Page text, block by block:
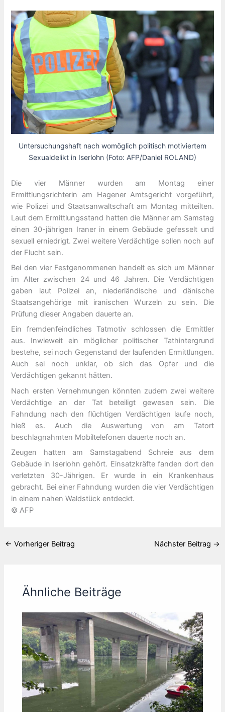
Untersuchungshaft nach womöglich politisch motiviertem
Sexualdelikt in Iserlohn (Foto: AFP/Daniel ROLAND)
Die vier Männer wurden am Montag einer
Ermittlungsrichterin am Hagener Amtsgericht vorgeführt,
wie Polizei und Staatsanwaltschaft am Montag mitteilten.
Laut dem Ermittlungsstand hatten die Männer am Samstag
einen 30-jährigen Iraner in einem Gebäude gefesselt und
sexuell erniedrigt. Zwei weitere Verdächtige sollen noch auf
der Flucht sein.
Bei den vier Festgenommenen handelt es sich um Männer
im Alter zwischen 24 und 46 Jahren. Die Verdächtigen
gaben laut Polizei an, niederländische und dänische
Staatsangehörige mit iranischen Wurzeln zu sein. Die
Prüfung dieser Angaben dauerte an.
Ein fremdenfeindliches Tatmotiv schlossen die Ermittler
aus. Inwieweit ein möglicher politischer Tathintergrund
bestehe, sei noch Gegenstand der laufenden Ermittlungen.
Auch sei noch unklar, ob sich das Opfer und die
Verdächtigen gekannt hätten.
Nach ersten Vernehmungen könnten zudem zwei weitere
Verdächtige an der Tat beteiligt gewesen sein. Die
Fahndung nach den flüchtigen Verdächtigen laufe noch,
hieß es. Auch die Auswertung von am Tatort
beschlagnahmten Mobiltelefonen dauerte noch an.
Zeugen hatten am Samstagabend Schreie aus dem
Gebäude in Iserlohn gehört. Einsatzkräfte fanden dort den
verletzten 30-Jährigen. Er wurde in ein Krankenhaus
gebracht. Bei einer Fahndung wurden die vier Verdächtigen
in einem nahen Waldstück entdeckt.
© AFP
← Vorheriger Beitrag Nächster Beitrag →
Ähnliche Beiträge